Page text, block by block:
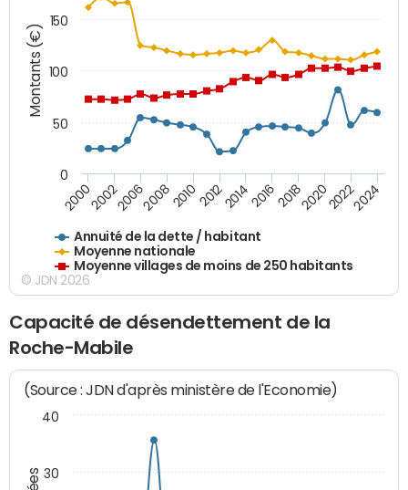
Montants (€)
Annuité de la dette / habitant
Moyenne nationale
Moyenne villages de moins de 250 habitants
200020022006200820102012201420162018202020222024
0
50
100
150
© JDN 2026
Capacité de désendettement de la
Roche-Mabile
(Source : JDN d'après ministère de l'Economie)
30
40